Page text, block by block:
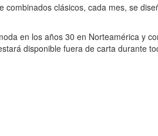
clásicos, cada mes, se
en los años 30 en Norteamérica y
disponible fuera de carta durante